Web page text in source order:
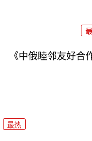
《中俄睦邻友好合
最热